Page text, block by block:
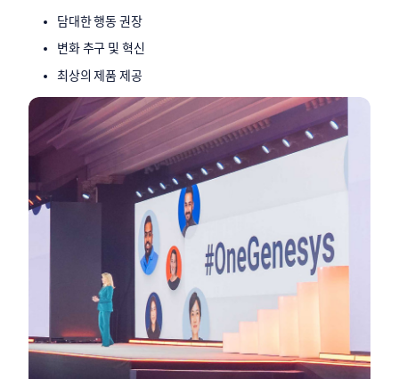
담대한 행동 권장
변화 추구 및 혁신
최상의 제품 제공